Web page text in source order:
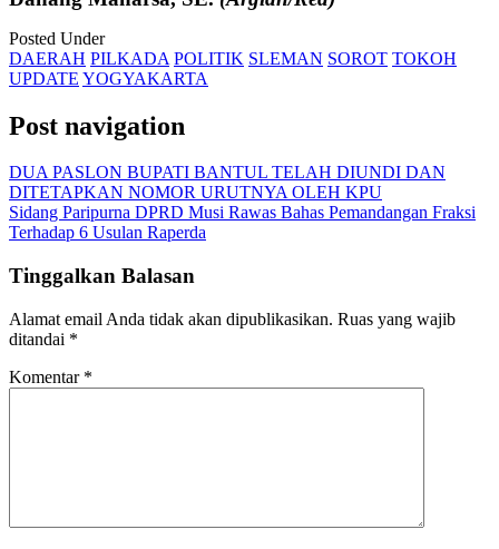
Posted Under
DAERAH PILKADA POLITIK SLEMAN SOROT TOKOH
UPDATE YOGYAKARTA
Post navigation
DUA PASLON BUPATI BANTUL TELAH DIUNDI DAN
DITETAPKAN NOMOR URUTNYA OLEH KPU
Sidang Paripurna DPRD Musi Rawas Bahas Pemandangan Fraksi
Terhadap 6 Usulan Raperda
Tinggalkan Balasan
Alamat email Anda tidak akan dipublikasikan. Ruas yang wajib
ditandai *
Komentar *